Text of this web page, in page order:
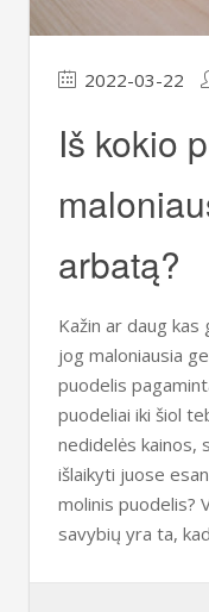
2022-03-22
Iš kokio
arbatą?
Kažin ar daug
jog maloniausia
puodelis
puodeliai iki šiol
nedidelės kainos,
išlaikyti juose
molinis puodelis?
savybių yra ta,